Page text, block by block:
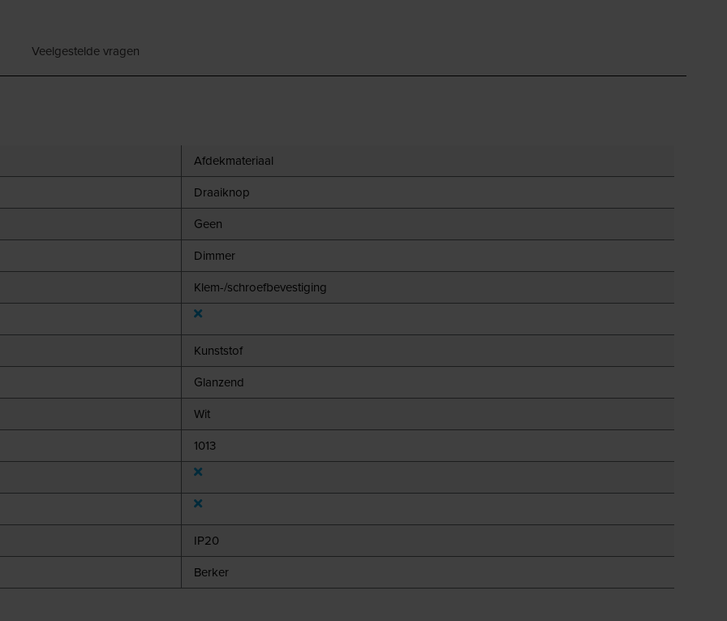
Veelgestelde vragen
Afdekmateriaal
Draaiknop
Geen
Dimmer
Klem-/schroefbevestiging
Kunststof
Glanzend
Wit
1013
IP20
Berker